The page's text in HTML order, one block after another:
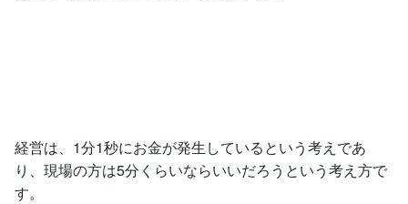
経営は、1分1秒にお金が発生しているという考えであ
り、現場の方は5分くらいならいいだろうという考え方で
す。